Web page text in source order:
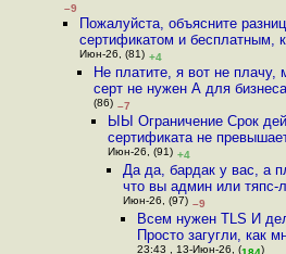
–9
Пожалуйста, объясните
сертификатом и бесплатным,
Июн-26, (81) +4
Не платите, я вот не
серт не нужен А для бизнеса
(86) –7
ЫЫ Ограничение Срок
сертификата не
Июн-26, (91) +4
Да да, бардак у вас, а
что вы админ или тяпс-
Июн-26, (97) –9
Всем нужен TLS И
Просто загугли, как